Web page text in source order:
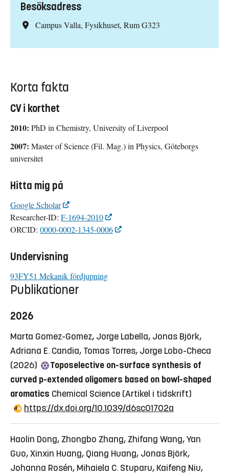
Besöksadress
Campus Valla, Fysikhuset, Rum G323
Korta fakta
CV i korthet
2010: PhD in Chemistry, University of Liverpool
2007: Master of Science (Fil. Mag.) in Physics, Göteborgs
universitet
Hitta mig på
Google Scholar
Researcher-ID: F-1694-2010
ORCID: 0000-0002-1345-0006
Undervisning
93FY51 Mekanik fördjupning
Publikationer
2026
Marta Gomez-Gomez, Jorge Labella, Jonas Björk,
Adriana E. Candia, Tomas Torres, Jorge Lobo-Checa
(2026)
Toposelective on-surface synthesis of
curved p-extended oligomers based on bowl-shaped
aromatics Chemical Science (Artikel i tidskrift)
https://dx.doi.org/10.1039/d6sc01702a
Haolin Dong, Zhongbo Zhang, Zhifang Wang, Yan
Guo, Xinxin Huang, Qiang Huang, Jonas Björk,
Johanna Rosén, Mihaiela C. Stuparu, Kaifeng Niu,